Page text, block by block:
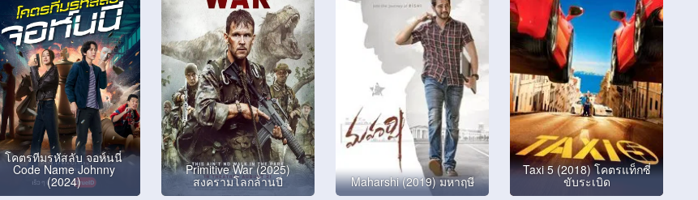
โคตรทีมรหัสลับ จอห์นนี่
Code Name Johnny
(2024)
Primitive War (2025)
สงครามโลกล้านปี Maharshi (2019) มหาฤษี
Taxi 5 (2018) โคตรแท็กซี่
ขับระเบิด